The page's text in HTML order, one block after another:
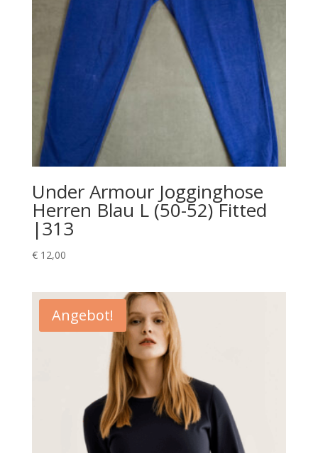
Under Armour Jogginghose
Herren Blau L (50-52) Fitted
|313
€12,00
Angebot!